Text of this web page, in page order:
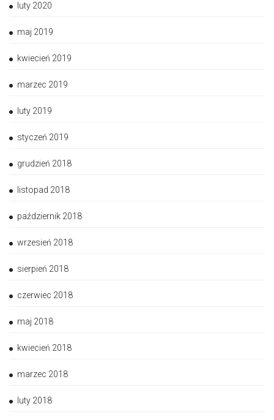
luty 2020
maj 2019
kwiecień 2019
marzec 2019
luty 2019
styczeń 2019
grudzień 2018
listopad 2018
październik 2018
wrzesień 2018
sierpień 2018
czerwiec 2018
maj 2018
kwiecień 2018
marzec 2018
luty 2018